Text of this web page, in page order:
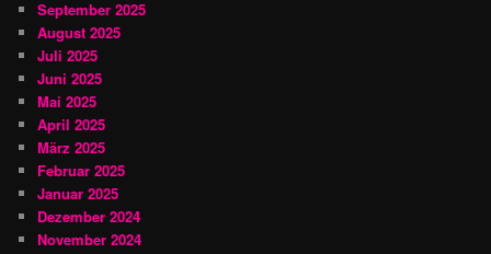
September 2025
August 2025
Juli 2025
Juni 2025
Mai 2025
April 2025
März 2025
Februar 2025
Januar 2025
Dezember 2024
November 2024